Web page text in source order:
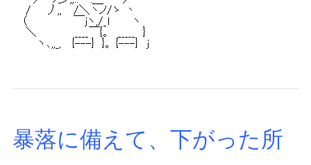
暴落に備えて、下がった所